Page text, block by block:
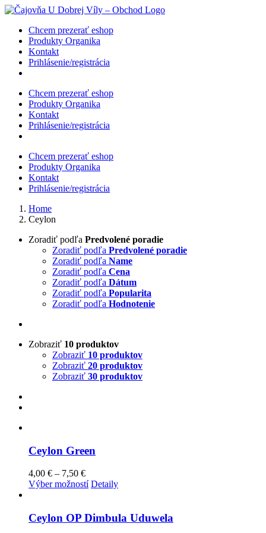
Skip
contentChcem prezerať eshop
Produkty Organika
Kontakt
Prihlásenie/registrácia
Chcem prezerať eshop
Produkty Organika
Kontakt
Prihlásenie/registrácia
Chcem prezerať eshop
Produkty Organika
Kontakt
Prihlásenie/registrácia
Home
Ceylon
Zoradiť podľa Predvolené poradie
Zoradiť podľa Predvolené poradie
Zoradiť podľa Name
Zoradiť podľa Cena
Zoradiť podľa Dátum
Zoradiť podľa Popularita
Zoradiť podľa Hodnotenie
Zobraziť 10 produktov
Zobraziť 10 produktov
Zobraziť 20 produktov
Zobraziť 30 produktov
Ceylon Green
4,00 € – 7,50 €Price
range:
7,50 €
Výber možností Tento
viacero
variantov.
Detaily
Ceylon OP Dimbula Uduwela